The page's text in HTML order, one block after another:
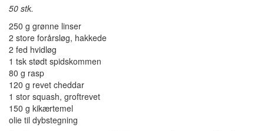
50 stk.
250 g grønne linser
2 store forårsløg, hakkede
2 fed hvidløg
1 tsk stødt spidskommen
80 g rasp
120 g revet cheddar
1 stor squash, groftrevet
150 g kikærtemel
olie til dybstegning